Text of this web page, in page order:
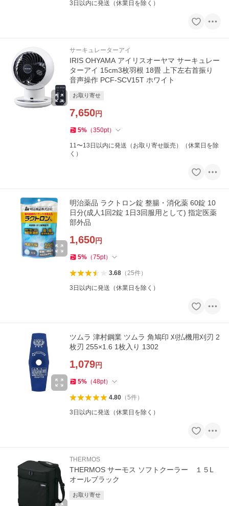
3日以内に発送（休業日を除く）
サーキュレーターアイ
IRIS OHYAMA アイリスオーヤマ サーキュレー
ターアイ 15cm3枚羽根 18畳 上下左右首振り
音声操作 PCF-SCV15T ホワイト
お取り寄せ
7,650円
5% （350pt）
11〜13日以内に発送（お取り寄せ販売）（休業日を除
く）
明治薬品 ラクトロン錠 整腸・消化薬 60錠 10
日分(成人1回2錠 1日3回服用として) 指定医薬
部外品
1,650円
5% （75pt）
3.68（25件）
3日以内に発送（休業日を除く）
ツムラ 津村鋼業 ツムラ 角鳩印 刈払機用刈刃 2
枚刃 255×1.6 1枚入り 1302
1,079円
5% （48pt）
4.80（5件）
3日以内に発送（休業日を除く）
THERMOS
THERMOS サーモス ソフトクーラー １５L
オールブラック
お取り寄せ